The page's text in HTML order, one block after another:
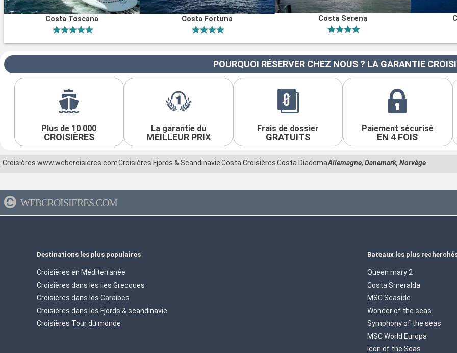
Costa Toscana Costa Fortuna Costa Serena
POURQUOI RÉSERVER CHEZ NOUS ? LA GARANTIE
Plus de 10 000
CROISIÈRES
La garantie du
MEILLEUR PRIX
Frais de dossier
GRATUITS
Paiement sécurisé
EN 4 FOIS
Croisières www.webcroisieres.comCroisières Fjords & ScandinavieCosta CroisièresCosta DiademaAllemagne, Danemark, Norvège
WEBCROISIERES.COM
Destinations les plus populaires
Croisières en Méditerranée
Croisières dans les Iles Grecques
Croisières dans les Caraibes
Croisières dans les Fjords & scandinavie
Croisières Tour du monde
Bateaux les plus
Queen mary 2
Costa Smeralda
MSC Seaside
Wonder of the seas
Symphony of the seas
MSC World Europa
Icon of the Seas